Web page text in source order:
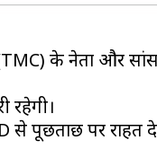
के नेता और
रहेगी।